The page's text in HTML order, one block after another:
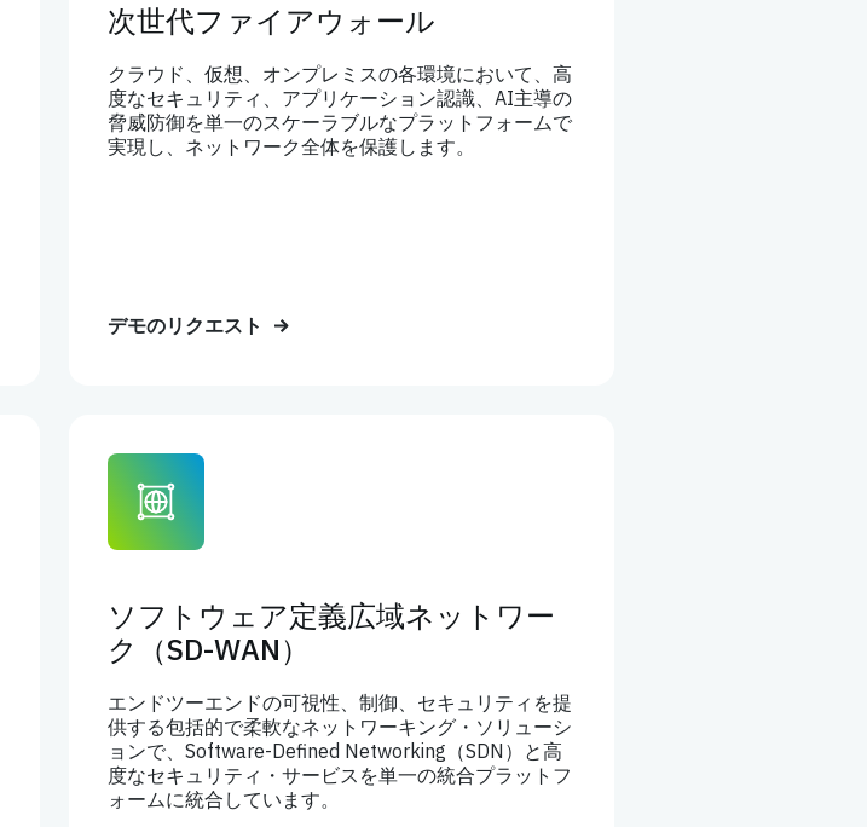
次世代ファイアウォール
クラウド、仮想、オンプレミスの各環境において、高
度なセキュリティ、アプリケーション認識、AI主導の
脅威防御を単一のスケーラブルなプラットフォームで
実現し、ネットワーク全体を保護します。
デモのリクエスト
ソフトウェア定義広域ネットワー
ク（SD-WAN）
エンドツーエンドの可視性、制御、セキュリティを提
供する包括的で柔軟なネットワーキング・ソリューシ
ョンで、Software-Defined Networking（SDN）と高
度なセキュリティ・サービスを単一の統合プラットフ
ォームに統合しています。